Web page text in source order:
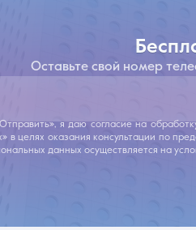
Оставьте свой номер
я даю согласие на
в целях оказания консультации по
данных осуществляется на